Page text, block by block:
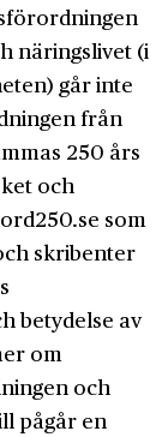
näringslivet (i
går inte
från
250 års
och
som
skribenter
betydelse av
om
och
pågår en